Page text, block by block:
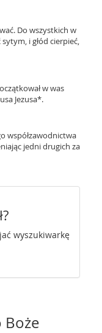
Do wszystkich w
i głód cierpieć,
w was
Jezusa*.
współzawodnictwa
jedni drugich za
wyszukiwarkę
Boże